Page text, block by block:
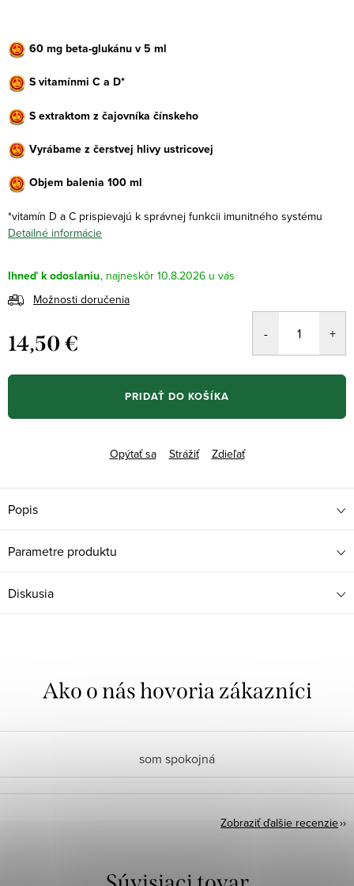
60 mg beta-glukánu v 5 ml
S vitamínmi C a D*
S extraktom z čajovníka čínskeho
Vyrábame z čerstvej hlivy ustricovej
Objem balenia 100 ml
*vitamín D a C prispievajú k správnej funkcii imunitného systému
Detailné informácie
Ihneď k odoslaniu
10.8.2026
Možnosti doručenia
14,50 €
cena:
PRIDAŤ DO KOŠÍKA
Opýtať sa Strážiť Zdieľať
Popis
Parametre produktu
Diskusia
som spokojná
Zobraziť ďalšie recenzie